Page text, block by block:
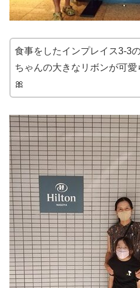
食事をしたインプレイス3-3
ちゃんの大きなリボンが可愛
🎀